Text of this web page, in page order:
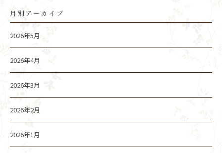
月別アーカイブ
2026年5月
2026年4月
2026年3月
2026年2月
2026年1月